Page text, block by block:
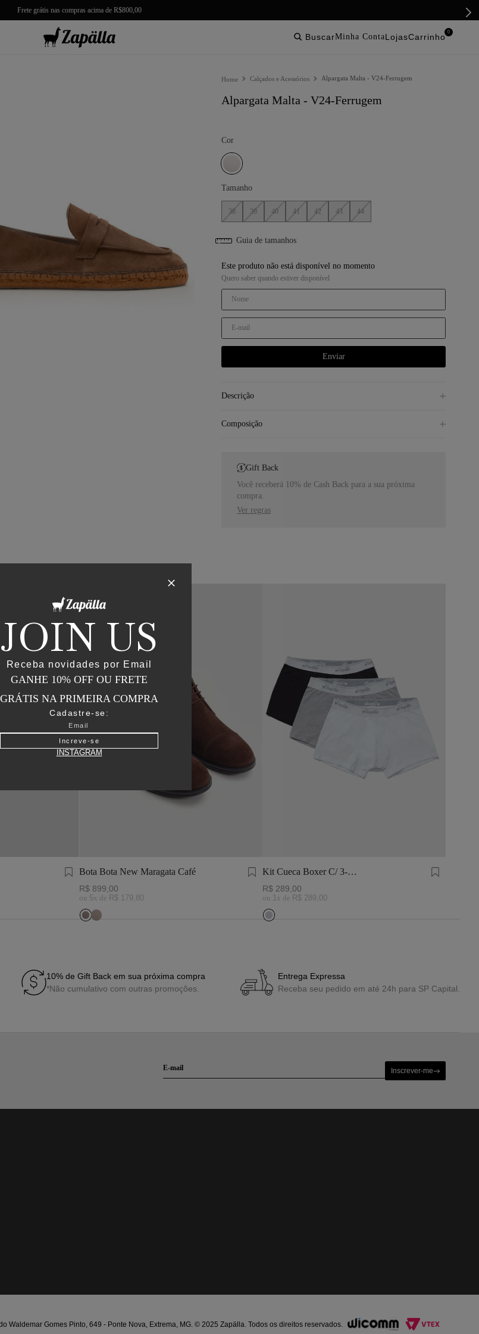
Frete grátis nas compras acima de R$800,00
buscar lojas
0
Calçados e Acessórios Alpargata Malta - V24-Ferrugem
Alpargata Malta - V24-Ferrugem
Cor
Tamanho
38 39 40 41 42 43 44
Guia de tamanhos
Este produto não está disponível no momento
Quero saber quando estiver disponível
Enviar
Descrição
Composição
Gift Back
Você receberá 10% de Cash Back para a sua próxima
compra.
Ver regras
Bota Bota New Maragata Café
R$ 899,00
ou 5x de R$ 179, 80
Kit Cueca Boxer C/ 3-
R$ 289,00
ou 1x de R$ 289, 00
10% de Gift Back em sua próxima compra
*Não cumulativo com outras promoções.
Entrega Expressa
Receba seu pedido em até 24h para SP Capital.
Inscrever-me
Gomes Pinto, 649 - Ponte Nova, Extrema, MG. © 2025 Zapälla. Todos os direitos reservados.
JOIN US
Receba novidades por Email
GANHE 10% OFF OU FRETE
GRÁTIS NA PRIMEIRA COMPRA
Cadastre-se:
Increve-se
INSTAGRAM